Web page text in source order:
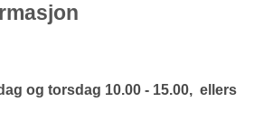
og torsdag 10.00 - 15.00, ellers